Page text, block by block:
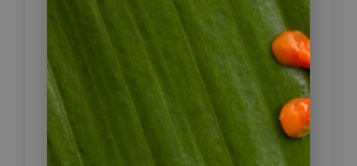
Mit dem Bus geht es zurück nach
Chachapoyas. Hier haben Sie
nochmals die Möglichkeit, weitere
präinkaische Ruinen der Umgebung
oder das ursprüngliche, wenig
touristisch erschlossene Land zu
erkunden.